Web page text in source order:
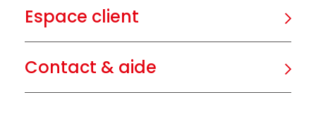
Espace client
Contact & aide